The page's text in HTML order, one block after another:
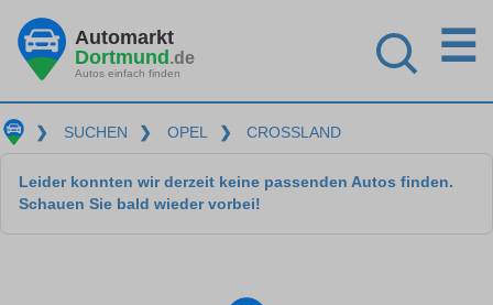
Automarkt
Dortmund.de
Autos einfach finden
☰
❯ SUCHEN ❯ OPEL ❯ CROSSLAND
Leider konnten wir derzeit keine passenden Autos finden.
Schauen Sie bald wieder vorbei!